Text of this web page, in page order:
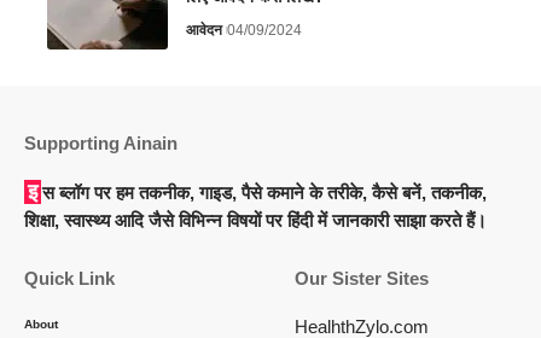
आवेदन 04/09/2024
Supporting Ainain
इस ब्लॉग पर हम तकनीक, गाइड, पैसे कमाने के तरीके, कैसे बनें, तकनीक,
शिक्षा, स्वास्थ्य आदि जैसे विभिन्न विषयों पर हिंदी में जानकारी साझा करते हैं।
Quick Link
About
Our Sister Sites
HealhthZylo.com